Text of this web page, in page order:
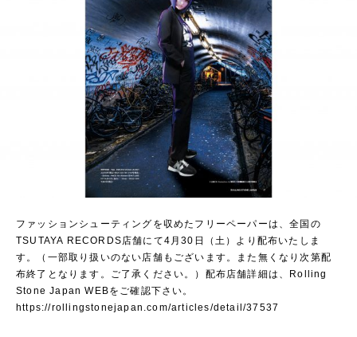
ファッションシューティングを収めたフリーペーパーは、全国の
TSUTAYA RECORDS店舗にて4月30日（土）より配布いたしま
す。（一部取り扱いのない店舗もございます。また無くなり次第配
布終了となります。ご了承ください。）配布店舗詳細は、Rolling
Stone Japan WEBをご確認下さい。
https://rollingstonejapan.com/articles/detail/37537